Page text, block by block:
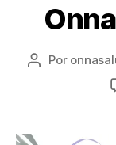
Autor
Por